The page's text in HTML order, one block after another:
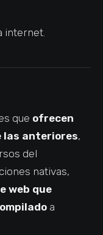
internet.
que ofrecen
las anteriores,
del
nativas,
web que
a